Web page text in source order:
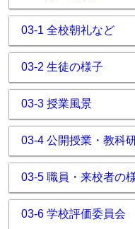
03-1 全校朝礼など
03-2 生徒の様子
03-3 授業風景
03-4 公開授業・教科
03-5 職員・来校者の
03-6 学校評価委員会